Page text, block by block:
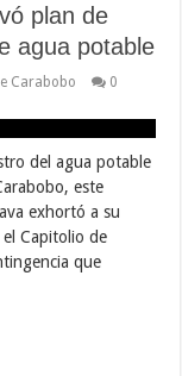
plan de
agua potable
Carabobo
0
del agua potable
este
exhortó a su
Capitolio de
que